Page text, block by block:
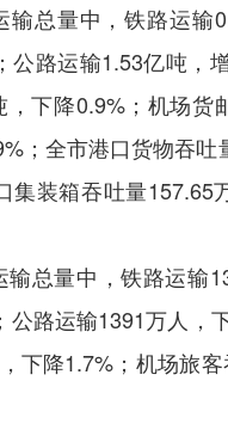
总量中，铁路运输
公路运输1.53亿吨，
，下降0.9%；机场货
；全市港口货物吞吐
集装箱吞吐量157.65
总量中，铁路运输
公路运输1391万人，
下降1.7%；机场旅